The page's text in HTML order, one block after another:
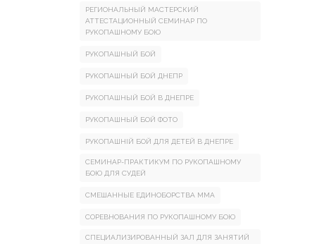
РЕГИОНАЛЬНЫЙ МАСТЕРСКИЙ
АТТЕСТАЦИОННЫЙ СЕМИНАР ПО
РУКОПАШНОМУ БОЮ
РУКОПАШНЫЙ БОЙ
РУКОПАШНЫЙ БОЙ ДНЕПР
РУКОПАШНЫЙ БОЙ В ДНЕПРЕ
РУКОПАШНЫЙ БОЙ ФОТО
РУКОПАШНІЙ БОЙ ДЛЯ ДЕТЕЙ В ДНЕПРЕ
СЕМИНАР-ПРАКТИКУМ ПО РУКОПАШНОМУ
БОЮ ДЛЯ СУДЕЙ
СМЕШАННЫЕ ЕДИНОБОРСТВА ММА
СОРЕВНОВАНИЯ ПО РУКОПАШНОМУ БОЮ
СПЕЦИАЛИЗИРОВАННЫЙ ЗАЛ ДЛЯ ЗАНЯТИЙ